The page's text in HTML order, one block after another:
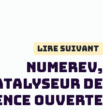
Lire suivant
Numerev,
de
ouverte